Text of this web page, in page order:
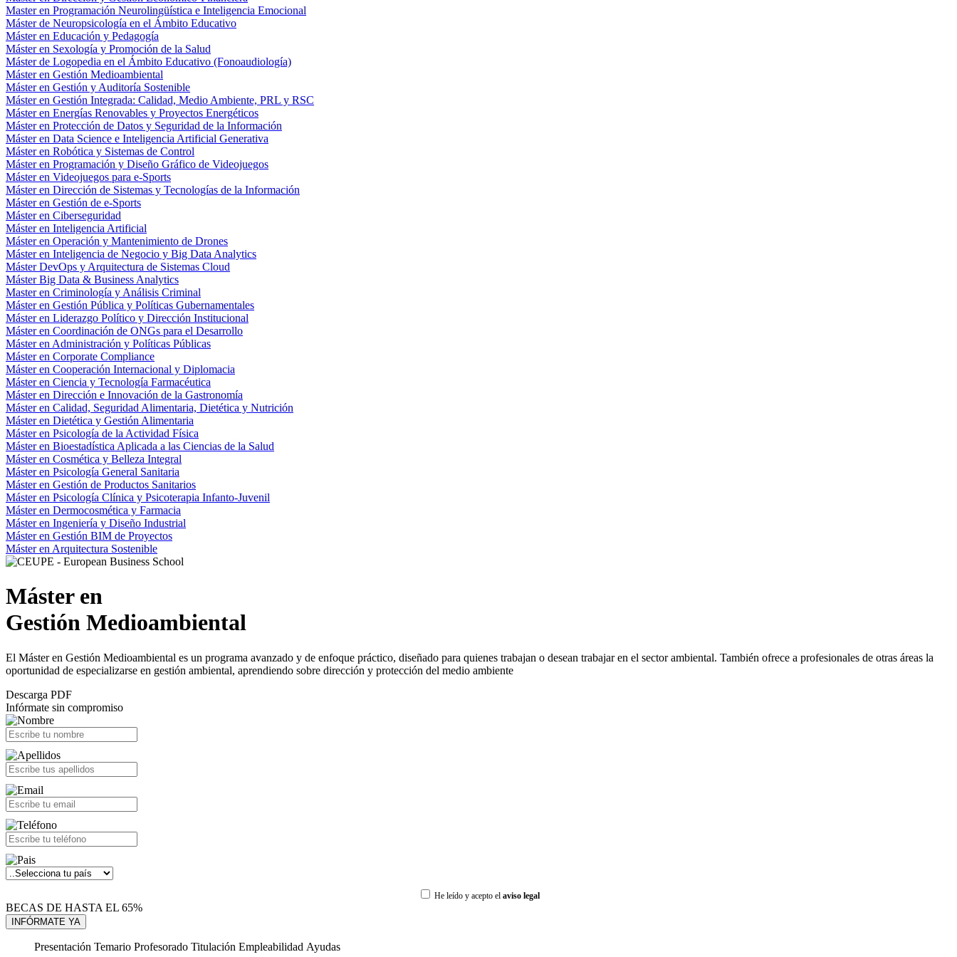
Master en Programación Neurolingüística e Inteligencia Emocional
Máster de Neuropsicología en el Ámbito Educativo
Máster en Educación y Pedagogía
Máster en Sexología y Promoción de la Salud
Máster de Logopedia en el Ámbito Educativo (Fonoaudiología)
Máster en Gestión Medioambiental
Máster en Gestión y Auditoría Sostenible
Máster en Gestión Integrada: Calidad, Medio Ambiente, PRL y RSC
Máster en Energías Renovables y Proyectos Energéticos
Máster en Protección de Datos y Seguridad de la Información
Máster en Data Science e Inteligencia Artificial Generativa
Máster en Robótica y Sistemas de Control
Máster en Programación y Diseño Gráfico de Videojuegos
Máster en Videojuegos para e-Sports
Máster en Dirección de Sistemas y Tecnologías de la Información
Máster en Gestión de e-Sports
Máster en Ciberseguridad
Máster en Inteligencia Artificial
Máster en Operación y Mantenimiento de Drones
Máster en Inteligencia de Negocio y Big Data Analytics
Máster DevOps y Arquitectura de Sistemas Cloud
Máster Big Data & Business Analytics
Master en Criminología y Análisis Criminal
Máster en Gestión Pública y Políticas Gubernamentales
Máster en Liderazgo Político y Dirección Institucional
Máster en Coordinación de ONGs para el Desarrollo
Máster en Administración y Políticas Públicas
Máster en Corporate Compliance
Máster en Cooperación Internacional y Diplomacia
Máster en Ciencia y Tecnología Farmacéutica
Máster en Dirección e Innovación de la Gastronomía
Máster en Calidad, Seguridad Alimentaria, Dietética y Nutrición
Máster en Dietética y Gestión Alimentaria
Máster en Psicología de la Actividad Física
Máster en Bioestadística Aplicada a las Ciencias de la Salud
Máster en Cosmética y Belleza Integral
Máster en Psicología General Sanitaria
Máster en Gestión de Productos Sanitarios
Máster en Psicología Clínica y Psicoterapia Infanto-Juvenil
Máster en Dermocosmética y Farmacia
Máster en Ingeniería y Diseño Industrial
Máster en Gestión BIM de Proyectos
Máster en Arquitectura Sostenible
Máster en
Gestión Medioambiental
El Máster en Gestión Medioambiental es un programa avanzado y de enfoque práctico, diseñado para quienes trabajan o desean trabajar en el sector ambiental. También ofrece a profesionales de otras áreas la
oportunidad de especializarse en gestión ambiental, aprendiendo sobre dirección y protección del medio ambiente
Descarga PDF
Infórmate sin compromiso
He leído y acepto el aviso legal
BECAS DE HASTA EL 65%
Presentación Temario Profesorado Titulación Empleabilidad Ayudas